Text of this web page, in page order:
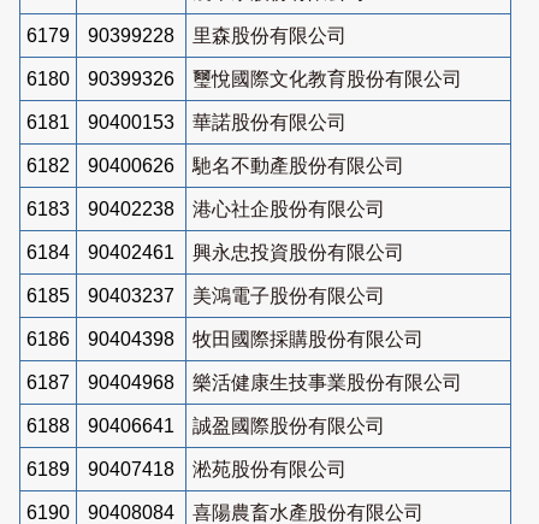
6179 90399228 里森股份有限公司
6180 90399326 璽悅國際文化教育股份有限公司
6181 90400153 華諾股份有限公司
6182 90400626 馳名不動產股份有限公司
6183 90402238 港心社企股份有限公司
6184 90402461 興永忠投資股份有限公司
6185 90403237 美鴻電子股份有限公司
6186 90404398 牧田國際採購股份有限公司
6187 90404968 樂活健康生技事業股份有限公司
6188 90406641 誠盈國際股份有限公司
6189 90407418 淞苑股份有限公司
6190 90408084 喜陽農畜水產股份有限公司